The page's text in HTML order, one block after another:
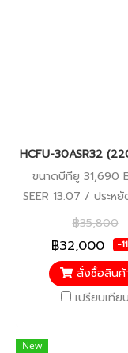
HCFU-30ASR32
ขนาดบีทียู 31,690
SEER 13.07 / ประหยั
5 / รับประกันคอมเพร
ปี อะไหล่อื่นๆ
฿35,800
฿32,000 -
สั่งซื้อสินค้
เปรียบเทียบ
New